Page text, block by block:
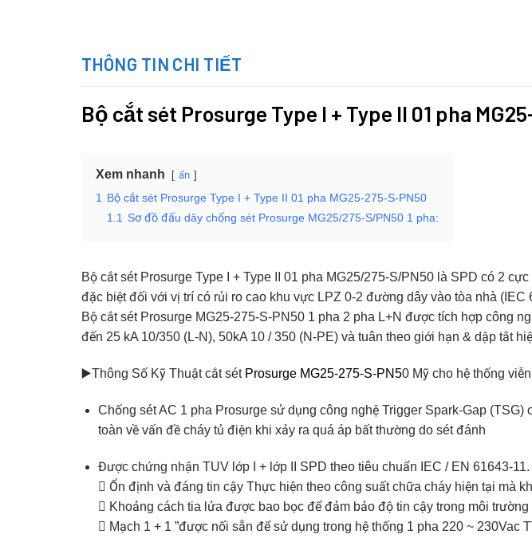
THÔNG TIN CHI TIẾT
Bộ cắt sét Prosurge Type I + Type II 01 pha
Xem nhanh ẩn
1
Bộ cắt sét Prosurge Type I + Type II 01 pha MG25-275-S-PN50
1.1 Sơ đồ đấu dây chống sét Prosurge MG25/275-S/PN50 1 pha:
Bộ cắt sét Prosurge Type I + Type II 01 pha MG25/275-S/PN50 là SPD có 2
đặc biệt đối với vị trí có rủi ro cao khu vực LPZ 0-2 đường dây vào tòa nhà
Bộ cắt sét Prosurge MG25-275-S-PN50 1 pha 2 pha L+N được tích hợp công
đến 25 kA 10/350 (L-N), 50kA 10 / 350 (N-PE) và tuân theo giới hạn & dập tắt
▶️Thông Số Kỹ Thuật cắt sét Prosurge MG25-275-S-PN50 Mỹ cho hệ thống
Chống sét AC 1 pha Prosurge sử dụng công nghệ Trigger Spark-Gap
toàn về vấn đề cháy tủ điện khi xảy ra quá áp bất thường do sét đánh
Được chứng nhận TUV lớp I + lớp II SPD theo tiêu chuẩn IEC / EN 61643-11.
 Ổn định và đáng tin cậy Thực hiện theo công suất chữa cháy hiện tại mà
 Khoảng cách tia lửa được bao bọc để đảm bảo độ tin cậy trong môi trường
 Mạch 1 + 1 ”được nối sẵn để sử dụng trong hệ thống 1 pha 220 ~ 230Vac